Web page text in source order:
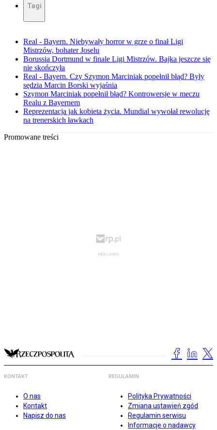
Tagi
Real - Bayern. Niebywały horror w grze o finał Ligi
Mistrzów, bohater Joselu
Borussia Dortmund w finale Ligi Mistrzów. Bajka jeszcze się
nie skończyła
Real - Bayern. Czy Szymon Marciniak popełnił błąd? Były
sędzia Marcin Borski wyjaśnia
Szymon Marciniak popełnił błąd? Kontrowersje w meczu
Realu z Bayernem
Reprezentacja jak kobieta życia. Mundial wywołał rewolucję
na trenerskich ławkach
Promowane treści
KONTAKT
O nas
Kontakt
Napisz do nas
REGULAMIN
Polityka Prywatności
Zmiana ustawień zgód
Regulamin serwisu
Informacje o nadawcy